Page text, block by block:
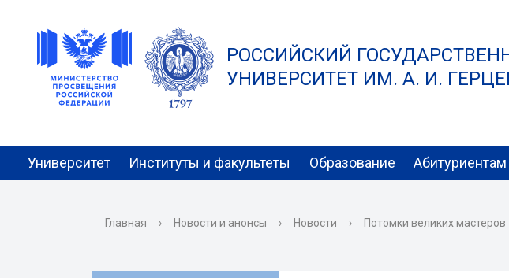
РОССИЙСКИЙ
УНИВЕРСИТЕТ ИМ. А. И.
Университет Институты и факультеты Образование Абитуриентам
Главная › Новости и анонсы › Новости › Потомки великих мастеров